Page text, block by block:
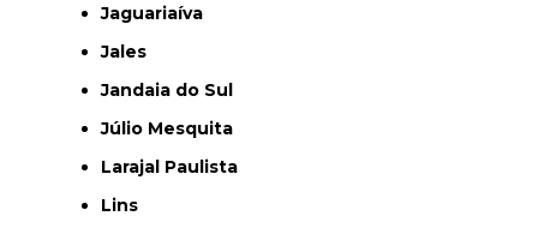
Jaguariaíva
Jales
Jandaia do Sul
Júlio Mesquita
Larajal Paulista
Lins